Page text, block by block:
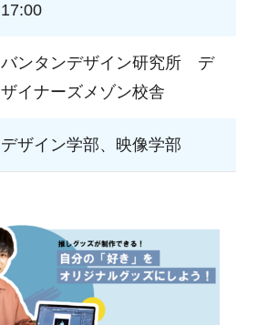
17:00
バンタンデザイン研究所 デ
ザイナーズメゾン校舎
デザイン学部、映像学部